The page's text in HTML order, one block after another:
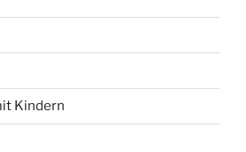
Kindern